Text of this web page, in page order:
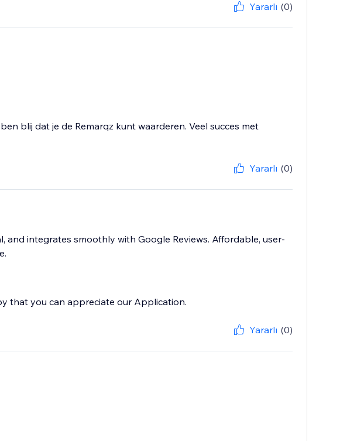
Yararlı (0)
blij dat je de Remarqz kunt waarderen. Veel succes met
Yararlı (0)
and integrates smoothly with Google Reviews. Affordable, user-
that you can appreciate our Application.
Yararlı (0)